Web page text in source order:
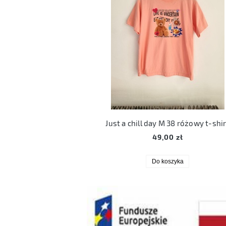
Just a chill day M 38 różowy t-
49,00 zł
Do koszyka